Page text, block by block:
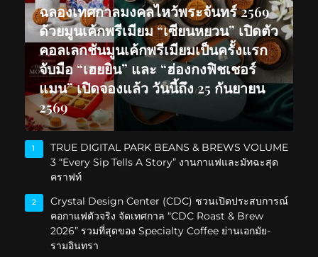
ฉลองเทศกาลมงคลไหว้พระจันทร์ 2569
ด้วยมูนเค้กพรีเมียม “เซียนหยวน” เปิดตัว
คอลเลกชันมูนเค้กพรีเมียมเป็นครั้งแรก
จับมือ “เฮยยิน” และ “ฮ่องกงฟิชเชอร์
แมน” เปิดจองแล้ว วันนี้ถึง 25 กันยายน
2569
1
TRUE DIGITAL PARK BEANS & BREWS VOLUME
3 “Every Sip Tells A Story” งานกาแฟและมัทฉะสุด
คราฟท์
2
Crystal Design Center (CDC) ชวนเปิดประสบการณ์
คอกาแฟตัวจริง จัดเทศกาล “CDC Roast & Brew
2026” รวมที่สุดของ Specialty Coffee ย่านเอกมัย-
รามอินทรา